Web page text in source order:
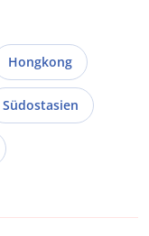
Hongkong
Südostasien